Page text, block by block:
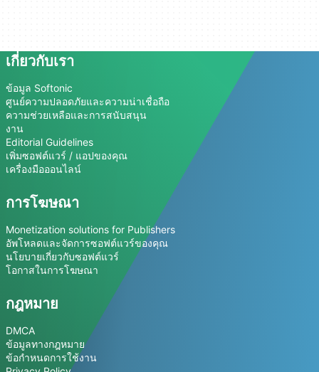
เกี่ยวกับเรา
ข้อมูล Softonic
ศูนย์ความปลอดภัยและความน่าเชื่อถือ
ความช่วยเหลือและการสนับสนุน
งาน
Editorial Guidelines
เพิ่มซอฟต์แวร์ / แอปของคุณ
เครื่องมือออนไลน์
การโฆษณา
Monetization solutions for Publishers
อัพโหลดและจัดการซอฟต์แวร์ของคุณ
นโยบายเกี่ยวกับซอฟต์แวร์
โอกาสในการโฆษณา
กฎหมาย
DMCA
ข้อมูลทางกฎหมาย
ข้อกำหนดการใช้งาน